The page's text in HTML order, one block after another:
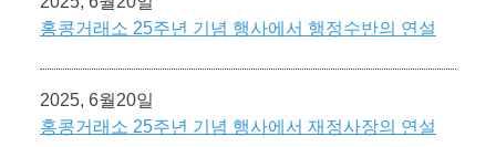
홍콩거래소 25주년 기념 행사에서 행정수반의 연설
2025, 6월20일
홍콩거래소 25주년 기념 행사에서 재정사장의 연설